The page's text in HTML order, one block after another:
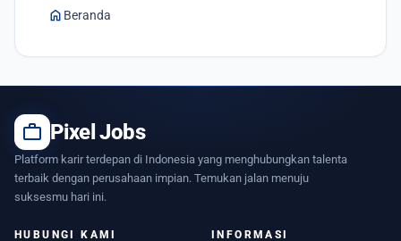
home Beranda
work Pixel Jobs
Platform karir terdepan di Indonesia yang menghubungkan talenta
terbaik dengan perusahaan impian. Temukan jalan menuju
suksesmu hari ini.
HUBUNGI KAMI INFORMASI